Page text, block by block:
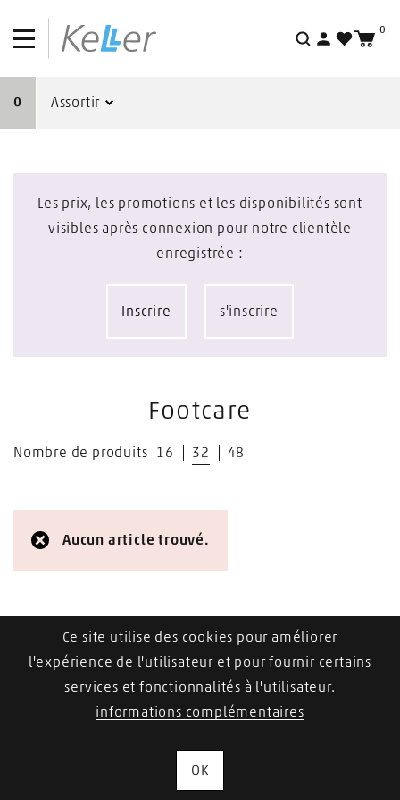
Recherche
0
Nouveautés
Actions
0 Assortir
Les prix, les promotions et les disponibilités sont
visibles après connexion pour notre clientèle
enregistrée :
Inscrire s'inscrire
Footcare
Nombre de produits 16 32 48
Aucun article trouvé.
Ce site utilise des cookies pour améliorer
l'expérience de l'utilisateur et pour fournir certains
services et fonctionnalités à l'utilisateur.
informations complémentaires
OK